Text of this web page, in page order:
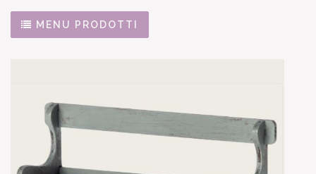
MENU PRODOTTI